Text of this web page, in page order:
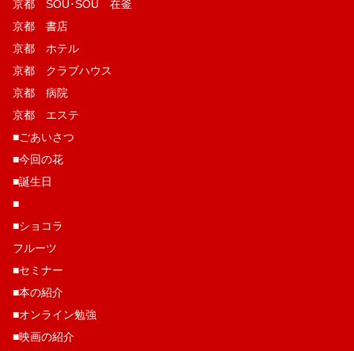
京都 SOU･SOU 在釜
京都 書店
京都 ホテル
京都 クラブハウス
京都 病院
京都 エステ
■ごあいさつ
■今回の花
■誕生日
■
■ショコラ
フルーツ
■セミナー
■本の紹介
■オンライン勉強
■映画の紹介